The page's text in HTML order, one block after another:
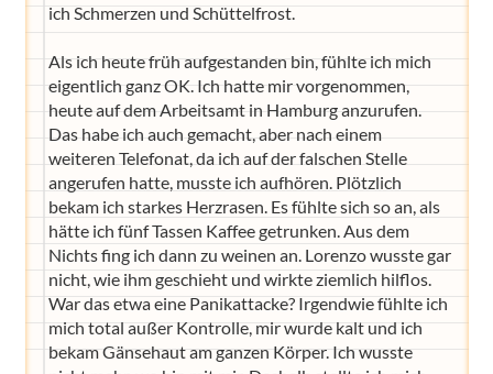
ich Schmerzen und Schüttelfrost.
Als ich heute früh aufgestanden bin, fühlte ich mich
eigentlich ganz OK. Ich hatte mir vorgenommen,
heute auf dem Arbeitsamt in Hamburg anzurufen.
Das habe ich auch gemacht, aber nach einem
weiteren Telefonat, da ich auf der falschen Stelle
angerufen hatte, musste ich aufhören. Plötzlich
bekam ich starkes Herzrasen. Es fühlte sich so an, als
hätte ich fünf Tassen Kaffee getrunken. Aus dem
Nichts fing ich dann zu weinen an. Lorenzo wusste gar
nicht, wie ihm geschieht und wirkte ziemlich hilflos.
War das etwa eine Panikattacke? Irgendwie fühlte ich
mich total außer Kontrolle, mir wurde kalt und ich
bekam Gänsehaut am ganzen Körper. Ich wusste